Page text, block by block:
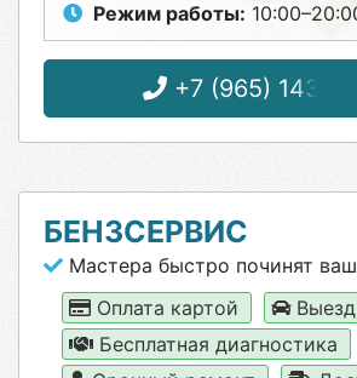
Режим работы:
+7 (965) 143-
БЕНЗСЕРВИС
Мастера быстро починят
Оплата картой
Бесплатная диагностика